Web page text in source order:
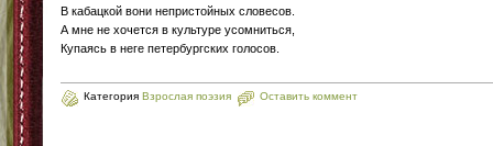
В кабацкой вони непристойных словесов.
А мне не хочется в культуре усомниться,
Купаясь в неге петербургских голосов.
Категория Взрослая поэзия Оставить коммент